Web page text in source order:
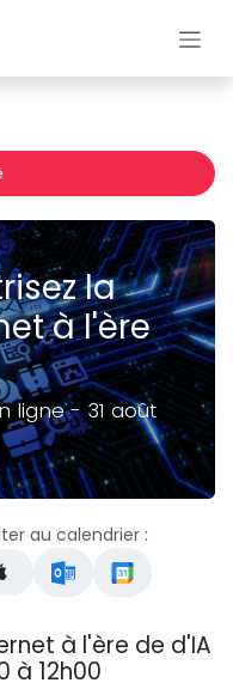
la
à l'ère
ligne - 31 août
au calendrier :
à l'ère de d'IA
à 12h00